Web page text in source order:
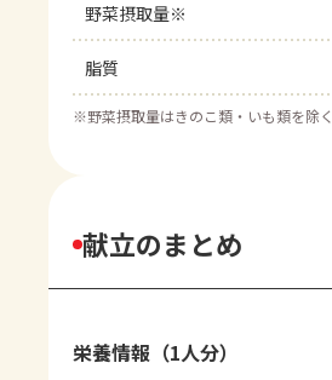
野菜摂取量※
脂質
※野菜摂取量はきのこ類・いも類を除く
献立のまとめ
栄養情報（1人分）